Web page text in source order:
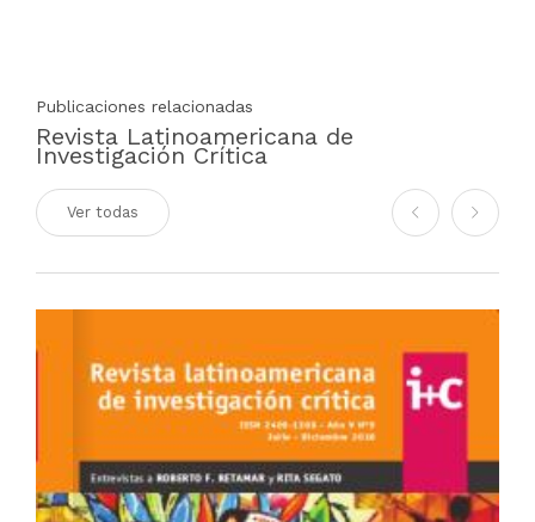
Publicaciones relacionadas
Revista Latinoamericana de
Investigación Crítica
Ver todas